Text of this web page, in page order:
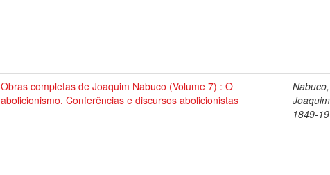
Obras completas de Joaquim Nabuco (Volume 7) : O
abolicionismo. Conferências e discursos abolicionistas
Nabuco,
1849-